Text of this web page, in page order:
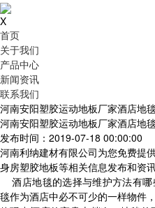
X
首页
关于我们
产品中心
新闻资讯
联系我们
河南安阳塑胶运动地板厂家酒店地
河南安阳塑胶运动地板厂家酒店地
发布时间：2019-07-18 00:00:00
河南利纳建材有限公司为您免费提
身房塑胶地板等相关信息发布和资
酒店地毯的选择与维护方法有
毯作为酒店中必不可少的一样物件